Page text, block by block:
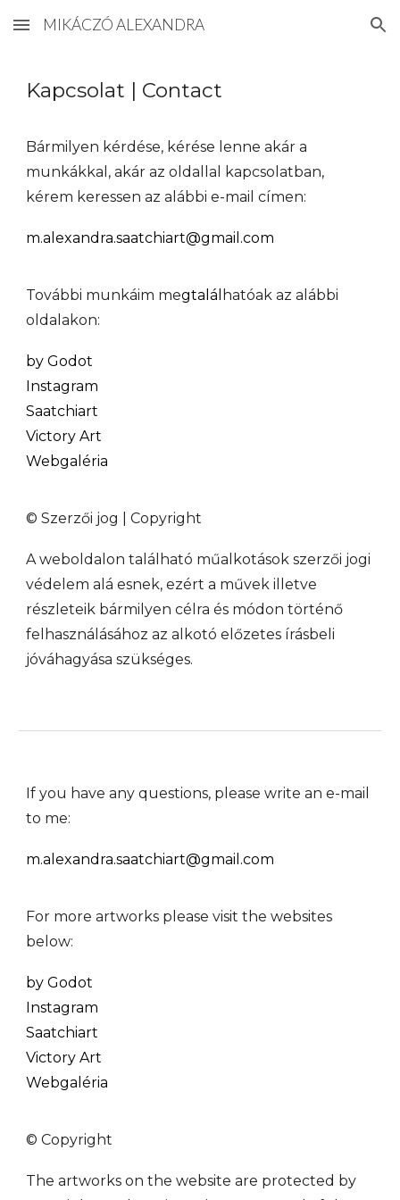
Skip to main content Skip to navigation
MIKÁCZÓ ALEXANDRA
Kapcsolat | Contact
Bármilyen kérdése, kérése lenne akár a
munkákkal, akár az oldallal kapcsolatban,
kérem keressen az alábbi e-mail címen:
m.alexandra.saatchiart@gmail.com
További munkáim megtalál hatóak az alábbi
oldalakon:
by Godot
Instagram
Saatchiart
Victory Art
Webgaléria
© Szerzői jog | Copyright
A weboldalon található műalkotások szerzői jogi
védelem alá esnek, ezért a művek illetve
részleteik bármilyen célra és módon történő
felhasználásához az alkotó előzetes írásbeli
jóváhagyása szükséges.
If you have any questions, please write an e-mail
to me:
m.alexandra.saatchiart@gmail.com
For more artworks please visit the websites
below:
by Godot
Instagram
Saatchiart
Victory Art
Webgaléria
© Copyright
The artworks on the website are protected by